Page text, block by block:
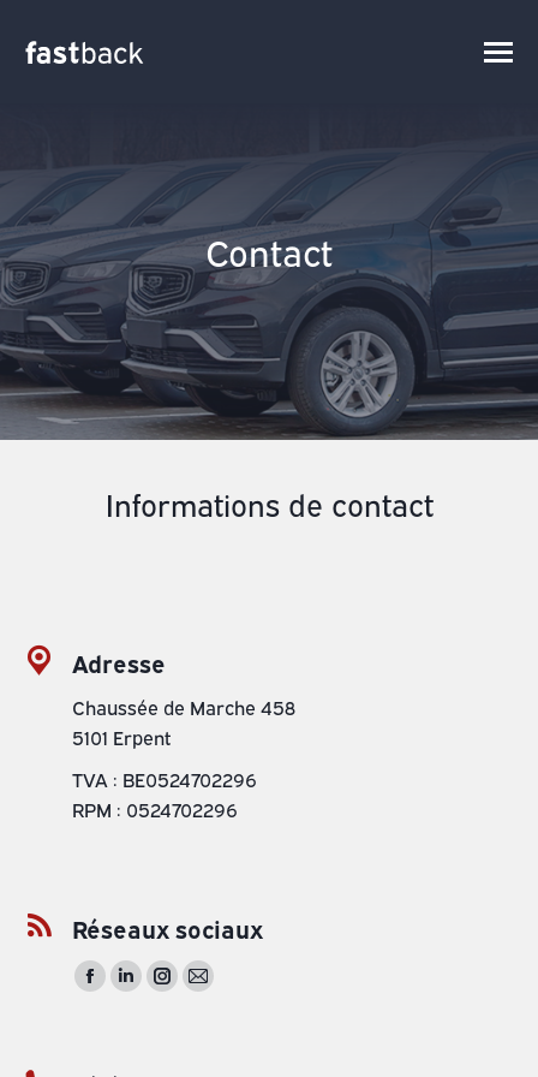
Contact
Informations de contact
Adresse
Chaussée de Marche 458
5101 Erpent
TVA : BE0524702296
RPM : 0524702296
Réseaux sociaux
La
La
La
La